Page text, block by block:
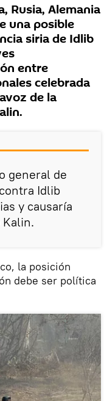
Rusia, Alemania
una posible
siria de Idlib
entre
celebrada
de la
general de
Idlib
y causaría
la posición
debe ser política